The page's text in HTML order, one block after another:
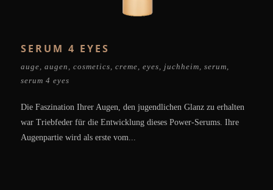
SERUM 4 EYES
auge augen cosmetics creme eyes juchheim serum
serum 4 eyes
Die Faszination Ihrer Augen, den jugendlichen Glanz zu erhalten
war Triebfeder für die Entwicklung dieses Power-Serums. Ihre
Augenpartie wird als erste vom...